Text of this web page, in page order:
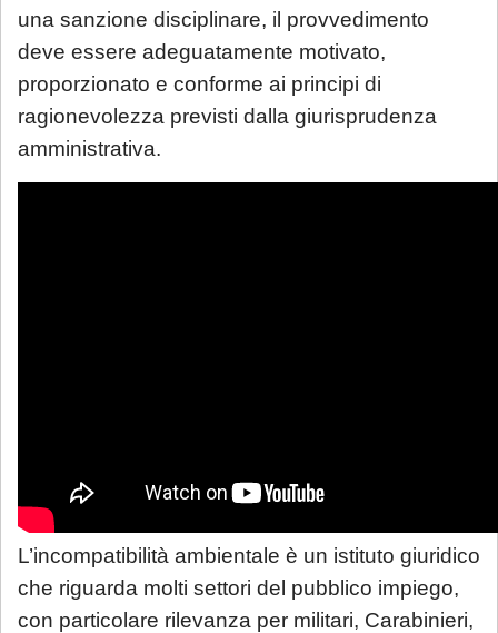
una sanzione disciplinare, il provvedimento
deve essere adeguatamente motivato,
proporzionato e conforme ai principi di
ragionevolezza previsti dalla giurisprudenza
amministrativa.
L’incompatibilità ambientale è un istituto giuridico
che riguarda molti settori del pubblico impiego,
con particolare rilevanza per militari, Carabinieri,